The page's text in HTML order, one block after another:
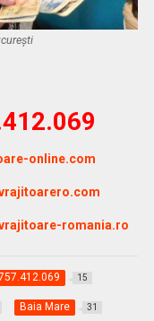
online.com
romania.ro
15
Baia Mare 31